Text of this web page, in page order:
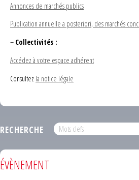
Annonces de marchés publics
Publication annuelle a posteriori, des marchés
– Collectivités :
Accédez à votre espace adhérent
Consultez la notice légale
RECHERCHE
ÉVÈNEMENT